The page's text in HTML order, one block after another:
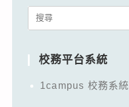
Search
校務平台系統
1campus 校務系統